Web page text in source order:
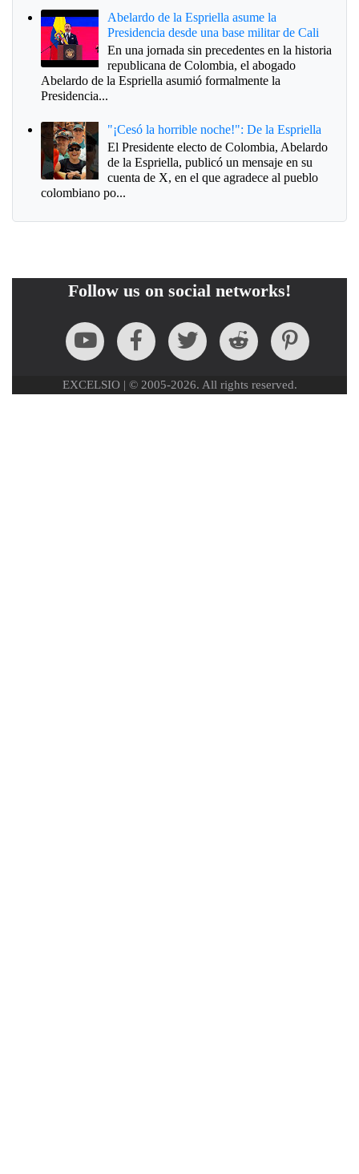
Abelardo de la Espriella asume la
Presidencia desde una base militar de Cali
En una jornada sin precedentes en la historia
republicana de Colombia, el abogado
Abelardo de la Espriella asumió formalmente la
Presidencia...
"¡Cesó la horrible noche!": De la Espriella
El Presidente electo de Colombia, Abelardo
de la Espriella, publicó un mensaje en su
cuenta de X, en el que agradece al pueblo
colombiano po...
Follow us on social networks!
EXCELSIO | © 2005-2026. All rights reserved.